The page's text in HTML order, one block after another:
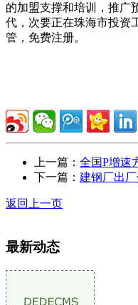
的加盟支撑和培训，推广
代，次要正在珠海市投资
管，免费注册。
上一篇： 全国P增速
下一篇： 建钢厂出
返回上一页
最新动态